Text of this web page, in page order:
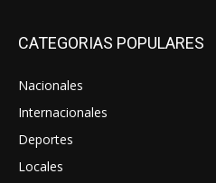
CATEGORIAS POPULARES
Nacionales
Internacionales
Deportes
Locales